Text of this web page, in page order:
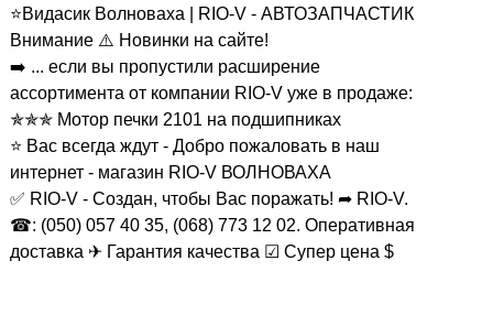
⭐Видасик Волноваха | RIO-V - АВТОЗАПЧАСТИК
Внимание ⚠️ Новинки на сайте!
➡️ ... если вы пропустили расширение
ассортимента от компании RIO-V уже в продаже:
✯✯✯ Мотор печки 2101 на подшипниках
⭐ Вас всегда ждут - Добро пожаловать в наш
интернет - магазин RIO-V ВОЛНОВАХА
✅ RIO-V - Создан, чтобы Вас поражать! ➦ RIO-V.
☎: (050) 057 40 35, (068) 773 12 02. Оперативная
доставка ✈ Гарантия качества ☑ Супер цена $